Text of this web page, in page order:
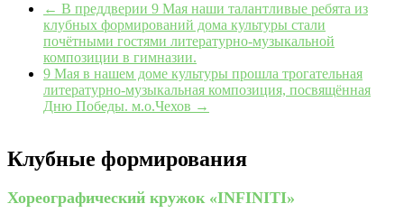
← В преддверии 9 Мая наши талантливые ребята из
клубных формирований дома культуры стали
почётными гостями литературно-музыкальной
композиции в гимназии.
9 Мая в нашем доме культуры прошла трогательная
литературно-музыкальная композиция, посвящённая
Дню Победы. м.о.Чехов →
Клубные формирования
Хореографический кружок «INFINITI»